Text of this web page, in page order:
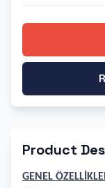
Product
GENEL